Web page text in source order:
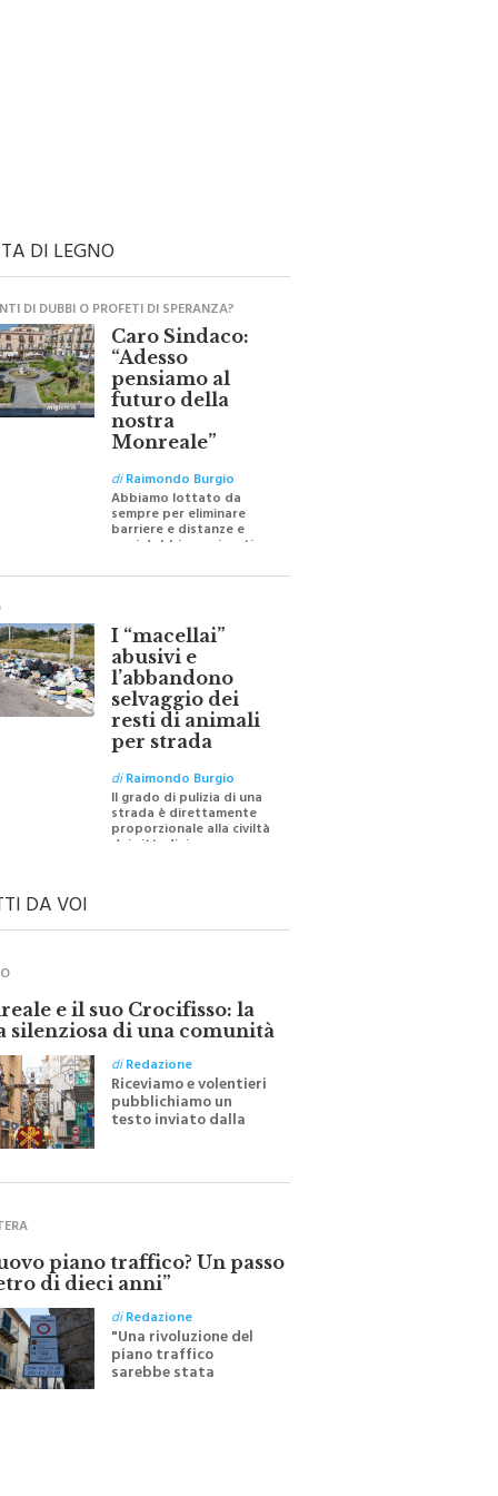
DI LEGNO
DI DUBBI O PROFETI DI SPERANZA?
Caro Sindaco:
“Adesso
pensiamo al
futuro della
nostra
Monreale”
diRaimondo Burgio
Abbiamo lottato da
sempre per eliminare
barriere e distanze e
per ricostruire certezze
I “macellai”
abusivi e
l’abbandono
selvaggio dei
resti di animali
per strada
diRaimondo Burgio
Il grado di pulizia di una
strada è direttamente
proporzionale alla civiltà
DA VOI
e il suo Crocifisso: la
silenziosa di una comunità
diRedazione
Riceviamo e volentieri
pubblichiamo un
testo inviato dalla
all'indomani della
piano traffico? Un passo
di dieci anni”
diRedazione
"Una rivoluzione del
piano traffico
sarebbe stata